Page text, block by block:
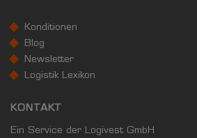
Konditionen
Blog
Newsletter
Logistik Lexikon
KONTAKT
Ein Service der Logivest GmbH